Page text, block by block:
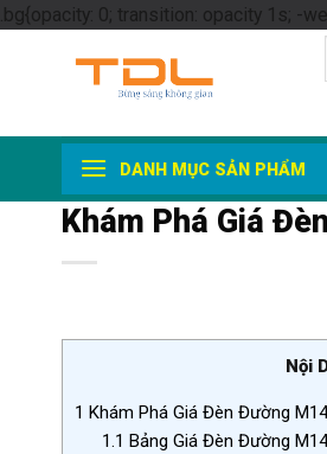
.bg{opacity: 0; transition: opacity 1s; -
DANH MỤC SẢN PHẨM
Khám Phá Giá
Nội
1 Khám Phá Giá Đèn Đường
1.1 Bảng Giá Đèn Đường